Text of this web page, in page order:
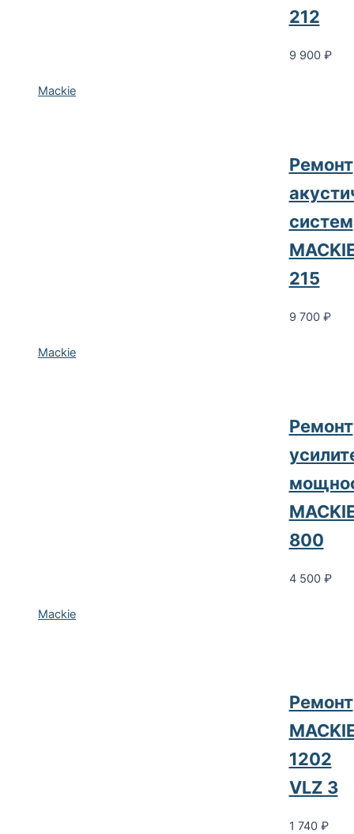
Mackie
212
9 900 ₽
Mackie
Pемонт
систем
215
9 700 ₽
Mackie
Pемонт
800
4 500 ₽
Ремонт
1202
VLZ 3
1 740 ₽